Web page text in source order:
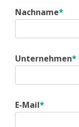
Nachname*
Unternehmen*
E-Mail*